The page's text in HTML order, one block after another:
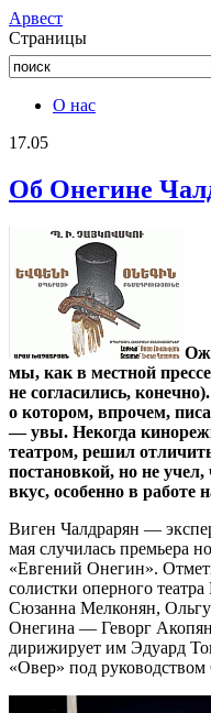
Aрвест
Страницы
О нас
17.05
Об Онегине
мы, как в местной
не согласились,
о котором, впрочем,
— увы. Некогда
театром, решил
постановкой, но не
вкус, особенно в
Виген Чалдрарян —
мая случилась премьера
«Евгений Онегин».
солистки оперного
Сюзанна Мелконян, Ольгу
Онегина — Геворг
дирижирует им Эдуард
«Овер» под